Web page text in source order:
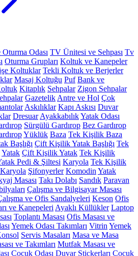
Odası TV Ünitesi ve Sehpası Tv
Oturma Grupları Koltuk ve Kanepeler
Koltuklar Tekli Koltuk ve Berjerler
Masaj Koltuğu Puf Bank ve
Kitaplık Sehpalar Zigon Sehpalar
Gazetelik Antre ve Hol Çok
Askılıklar Kapı Askısı Duvar
Dresuar AyakkabılıkYatak Odası
Sürgülü Gardırop Bez Gardırop
Yüklük Baza Tek Kişilik Baza
Başlığı Çift Kişilik Yatak Başlığı Tek
Yatak Çift Kişilik Yatak Tek Kişilik
Pedi & Şiltesi Karyola Tek Kişilik
Şifonyerler Komodin Yatak
Masası Takı Dolabı Sandık Paravan
Çalışma ve Bilgisayar Masası
ve Ofis Sandalyeleri Keson Ofis
ve Kanepeleri Ayaklı Küllükler Laptop
Toplantı Masası Ofis Masası ve
Yemek Odası Takımları Vitrin Yemek
Servis Masaları Masa ve Masa
ve Takımları Mutfak Masası ve
Çocuk Odası Duvar Stickerları Çocuk